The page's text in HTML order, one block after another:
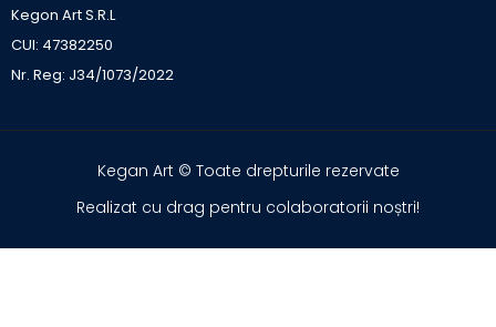
Kegon Art S.R.L
CUI: 47382250
Nr. Reg: J34/1073/2022
Kegan Art © Toate drepturile rezervate
Realizat cu drag pentru colaboratorii noștri!